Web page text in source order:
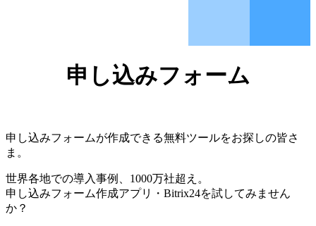
申し込みフォーム
申し込みフォームが作成できる無料ツールをお探しの皆さ
ま。
世界各地での導入事例、1000万社超え。
申し込みフォーム作成アプリ・Bitrix24を試してみません
か？